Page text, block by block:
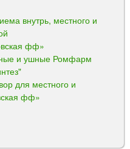
внутрь, местного и
фф»
и ушные Ромфарм
для местного и
фф»